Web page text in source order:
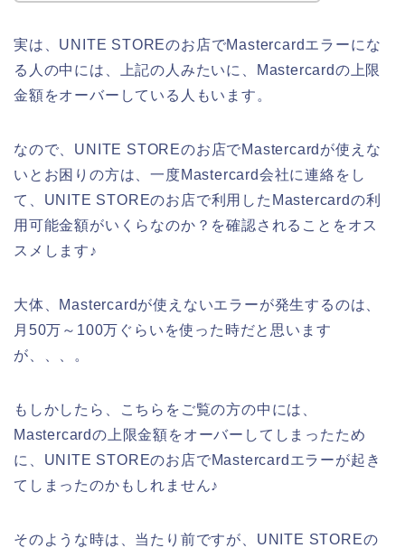
実は、UNITE STOREのお店でMastercardエラーにな
る人の中には、上記の人みたいに、Mastercardの上限
金額をオーバーしている人もいます。
なので、UNITE STOREのお店でMastercardが使えな
いとお困りの方は、一度Mastercard会社に連絡をし
て、UNITE STOREのお店で利用したMastercardの利
用可能金額がいくらなのか？を確認されることをオス
スメします♪
大体、Mastercardが使えないエラーが発生するのは、
月50万～100万ぐらいを使った時だと思います
が、、、。
もしかしたら、こちらをご覧の方の中には、
Mastercardの上限金額をオーバーしてしまったため
に、UNITE STOREのお店でMastercardエラーが起き
てしまったのかもしれません♪
そのような時は、当たり前ですが、UNITE STOREの